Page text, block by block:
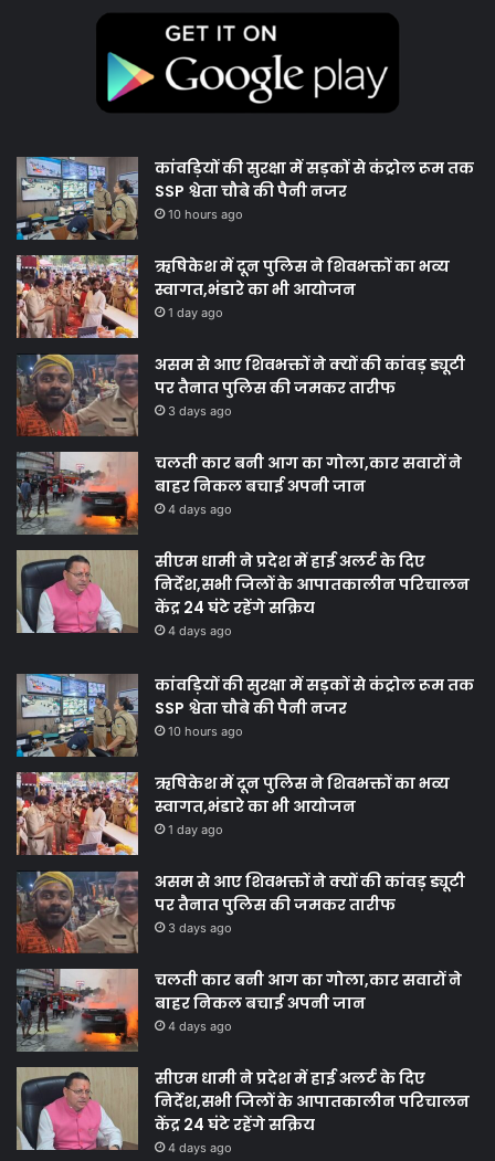
कांवड़ियों की सुरक्षा में सड़कों से कंट्रोल रूम तक
SSP श्वेता चौबे की पैनी नजर
10 hours ago
ऋषिकेश में दून पुलिस ने शिवभक्तों का भव्य
स्वागत,भंडारे का भी आयोजन
1 day ago
असम से आए शिवभक्तों ने क्यों की कांवड़ ड्यूटी
पर तैनात पुलिस की जमकर तारीफ
3 days ago
चलती कार बनी आग का गोला,कार सवारों ने
बाहर निकल बचाई अपनी जान
4 days ago
सीएम धामी ने प्रदेश में हाई अलर्ट के दिए
निर्देश,सभी जिलों के आपातकालीन परिचालन
केंद्र 24 घंटे रहेंगे सक्रिय
4 days ago
कांवड़ियों की सुरक्षा में सड़कों से कंट्रोल रूम तक
SSP श्वेता चौबे की पैनी नजर
10 hours ago
ऋषिकेश में दून पुलिस ने शिवभक्तों का भव्य
स्वागत,भंडारे का भी आयोजन
1 day ago
असम से आए शिवभक्तों ने क्यों की कांवड़ ड्यूटी
पर तैनात पुलिस की जमकर तारीफ
3 days ago
चलती कार बनी आग का गोला,कार सवारों ने
बाहर निकल बचाई अपनी जान
4 days ago
सीएम धामी ने प्रदेश में हाई अलर्ट के दिए
निर्देश,सभी जिलों के आपातकालीन परिचालन
केंद्र 24 घंटे रहेंगे सक्रिय
4 days ago